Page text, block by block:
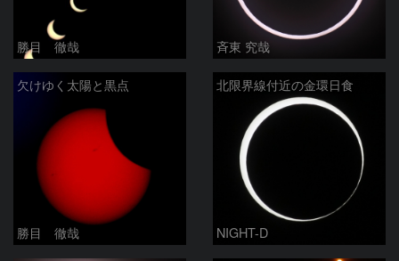
勝目 徹哉 斉東 究哉
欠けゆく太陽と黒点
勝目 徹哉
北限界線付近の金環日食
NIGHT-D